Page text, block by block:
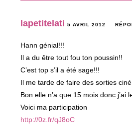
lapetitelati 5 AVRIL 2012
Hann génial!!!
Il a du être tout fou ton poussin!!
C’est top s’il a été sage!!!
Il me tarde de faire des sorties
Bon elle n’a que 15 mois donc j’ai
Voici ma participation
http://0z.fr/qJ8oC